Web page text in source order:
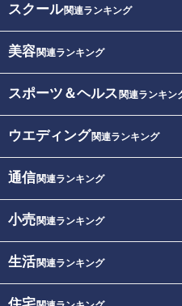
スクール関連ランキング
美容関連ランキング
スポーツ＆ヘルス 関連ランキン
ウエディング関連ランキング
通信関連ランキング
小売関連ランキング
生活関連ランキング